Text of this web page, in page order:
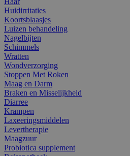
Huidirritaties
Koortsblaasjes
Luizen behandeling
Nagelbijten
Schimmels
Wratten
Wondverzorging
Stoppen Met Roken
Maag en Darm
Braken en Misselijkheid
Diarree
Krampen
Laxeeringsmiddelen
Levertherapie
Maagzuur
Probiotica supplement